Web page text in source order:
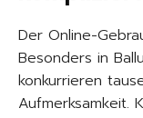
Der Online-
Besonders in
konkurrieren
Aufmerksamkeit.